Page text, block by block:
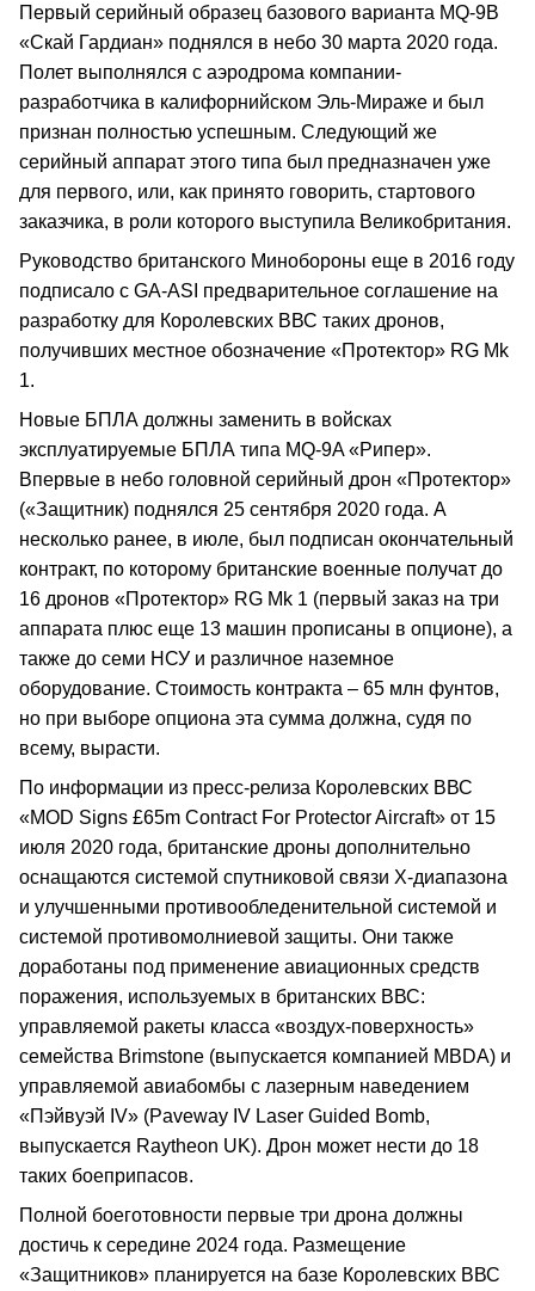
Первый серийный образец базового варианта MQ-9B
«Скай Гардиан» поднялся в небо 30 марта 2020 года.
Полет выполнялся с аэродрома компании-
разработчика в калифорнийском Эль-Мираже и был
признан полностью успешным. Следующий же
серийный аппарат этого типа был предназначен уже
для первого, или, как принято говорить, стартового
заказчика, в роли которого выступила Великобритания.
Руководство британского Минобороны еще в 2016 году
подписало с GA-ASI предварительное соглашение на
разработку для Королевских ВВС таких дронов,
получивших местное обозначение «Протектор» RG Mk
1.
Новые БПЛА должны заменить в войсках
эксплуатируемые БПЛА типа MQ-9A «Рипер».
Впервые в небо головной серийный дрон «Протектор»
(«Защитник) поднялся 25 сентября 2020 года. А
несколько ранее, в июле, был подписан окончательный
контракт, по которому британские военные получат до
16 дронов «Протектор» RG Mk 1 (первый заказ на три
аппарата плюс еще 13 машин прописаны в опционе), а
также до семи НСУ и различное наземное
оборудование. Стоимость контракта – 65 млн фунтов,
но при выборе опциона эта сумма должна, судя по
всему, вырасти.
По информации из пресс-релиза Королевских ВВС
«MOD Signs £65m Contract For Protector Aircraft» от 15
июля 2020 года, британские дроны дополнительно
оснащаются системой спутниковой связи Х-диапазона
и улучшенными противообледенительной системой и
системой противомолниевой защиты. Они также
доработаны под применение авиационных средств
поражения, используемых в британских ВВС:
управляемой ракеты класса «воздух-поверхность»
семейства Brimstone (выпускается компанией MBDA) и
управляемой авиабомбы с лазерным наведением
«Пэйвуэй IV» (Paveway IV Laser Guided Bomb,
выпускается Raytheon UK). Дрон может нести до 18
таких боеприпасов.
Полной боеготовности первые три дрона должны
достичь к середине 2024 года. Размещение
«Защитников» планируется на базе Королевских ВВС